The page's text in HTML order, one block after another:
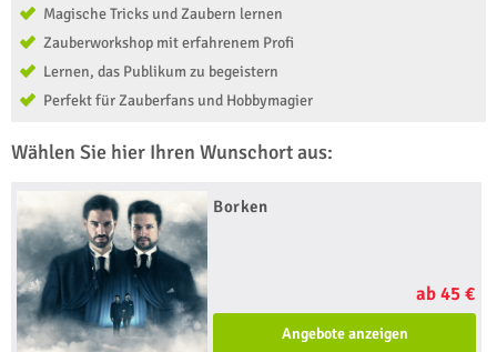
Magische Tricks und Zaubern lernen
Zauberworkshop mit erfahrenem Profi
Lernen, das Publikum zu begeistern
Perfekt für Zauberfans und Hobbymagier
Wählen Sie hier Ihren Wunschort aus:
Borken
ab 45 €
Angebote anzeigen